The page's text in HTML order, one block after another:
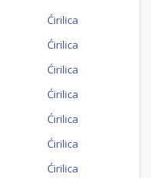
Ćirilica
Ćirilica
Ćirilica
Ćirilica
Ćirilica
Ćirilica
Ćirilica